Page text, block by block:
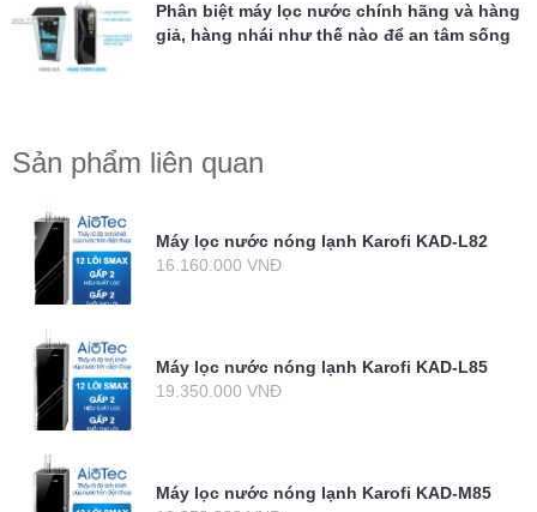
Phân biệt máy lọc nước chính hãng và hàng
giả, hàng nhái như thế nào để an tâm sống
Sản phẩm liên quan
Máy lọc nước nóng lạnh Karofi KAD-L82
16.160.000 VNĐ
Máy lọc nước nóng lạnh Karofi KAD-L85
19.350.000 VNĐ
Máy lọc nước nóng lạnh Karofi KAD-M85